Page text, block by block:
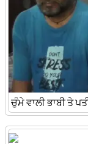
ਚੁੰਮੇ ਵਾਲੀ ਭਾਬੀ ਤੇ